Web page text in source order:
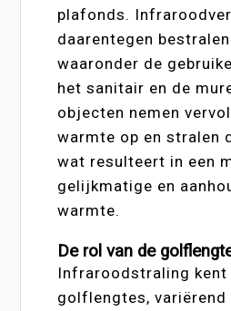
plafonds.
daarentegen
waaronder de
het sanitair en de
objecten nemen
warmte op en stralen
wat resulteert in een
gelijkmatige en
warmte.
De rol van de
Infraroodstraling kent
golflengtes,